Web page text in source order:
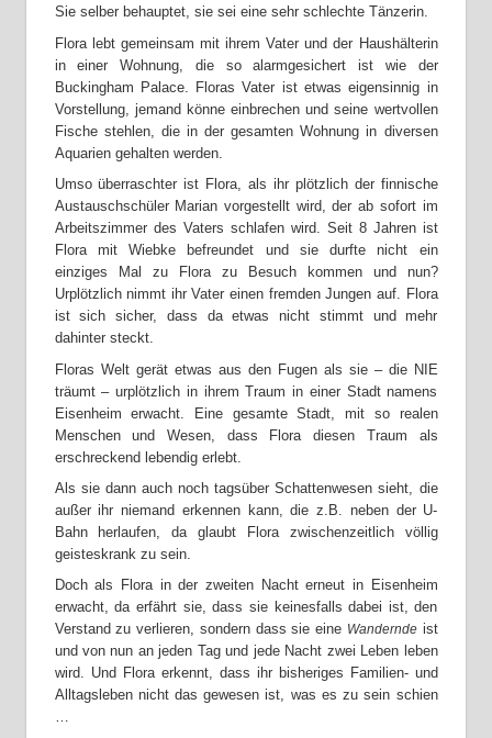
Sie selber behauptet, sie sei eine sehr schlechte Tänzerin.
Flora lebt gemeinsam mit ihrem Vater und der Haushälterin
in einer Wohnung, die so alarmgesichert ist wie der
Buckingham Palace. Floras Vater ist etwas eigensinnig in
Vorstellung, jemand könne einbrechen und seine wertvollen
Fische stehlen, die in der gesamten Wohnung in diversen
Aquarien gehalten werden.
Umso überraschter ist Flora, als ihr plötzlich der finnische
Austauschschüler Marian vorgestellt wird, der ab sofort im
Arbeitszimmer des Vaters schlafen wird. Seit 8 Jahren ist
Flora mit Wiebke befreundet und sie durfte nicht ein
einziges Mal zu Flora zu Besuch kommen und nun?
Urplötzlich nimmt ihr Vater einen fremden Jungen auf. Flora
ist sich sicher, dass da etwas nicht stimmt und mehr
dahinter steckt.
Floras Welt gerät etwas aus den Fugen als sie – die NIE
träumt – urplötzlich in ihrem Traum in einer Stadt namens
Eisenheim erwacht. Eine gesamte Stadt, mit so realen
Menschen und Wesen, dass Flora diesen Traum als
erschreckend lebendig erlebt.
Als sie dann auch noch tagsüber Schattenwesen sieht, die
außer ihr niemand erkennen kann, die z.B. neben der U-
Bahn herlaufen, da glaubt Flora zwischenzeitlich völlig
geisteskrank zu sein.
Doch als Flora in der zweiten Nacht erneut in Eisenheim
erwacht, da erfährt sie, dass sie keinesfalls dabei ist, den
Verstand zu verlieren, sondern dass sie eine Wanderndeist
und von nun an jeden Tag und jede Nacht zwei Leben leben
wird. Und Flora erkennt, dass ihr bisheriges Familien- und
Alltagsleben nicht das gewesen ist, was es zu sein schien
…